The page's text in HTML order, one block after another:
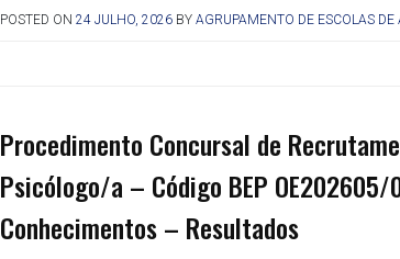
POSTED ON 24 JULHO, 2026 BY AGRUPAMENTO DE ESCOLAS DE
Procedimento Concursal de
Psicólogo/a – Código BEP
Conhecimentos – Resultados